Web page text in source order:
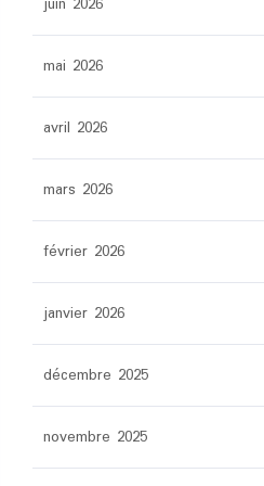
mai 2026
avril 2026
mars 2026
février 2026
janvier 2026
décembre 2025
novembre 2025